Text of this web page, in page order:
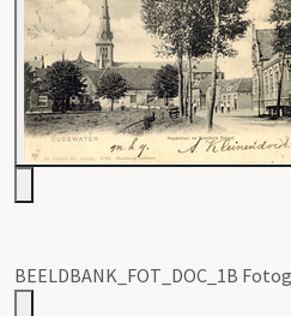
BEELDBANK_FOT_DOC_1B